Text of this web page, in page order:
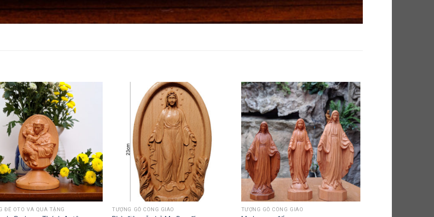
ĐỂ OTO VÀ QUÀ TẶNG TƯỢNG GỖ CÔNG GIÁO TƯỢNG GỖ CÔNG GIÁO